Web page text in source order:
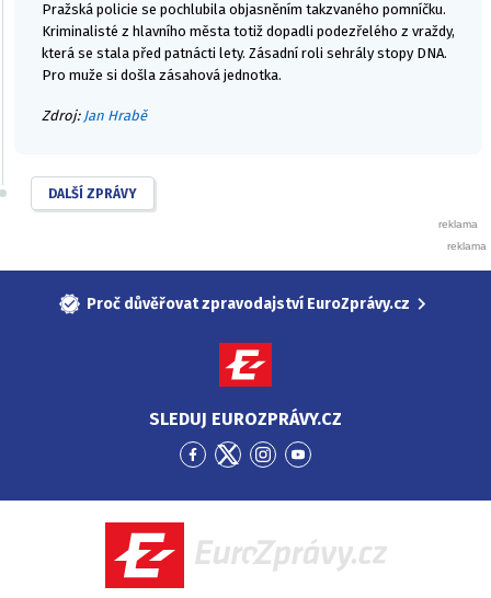
Pražská policie se pochlubila objasněním takzvaného pomníčku.
Kriminalisté z hlavního města totiž dopadli podezřelého z vraždy,
která se stala před patnácti lety. Zásadní roli sehrály stopy DNA.
Pro muže si došla zásahová jednotka.
Zdroj: Jan Hrabě
DALŠÍ ZPRÁVY
Proč důvěřovat zpravodajství EuroZprávy.cz
SLEDUJ EUROZPRÁVY.CZ
Přejít
Facebook
Přejít
Twitter
Přejít
Instagram
Přejít
YouTube
EuroZprávy.cz